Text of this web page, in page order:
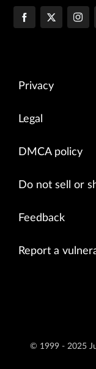
Privacy
Legal
DMCA policy
Do not sell or
Feedback
Report a
© 1999 - 2025